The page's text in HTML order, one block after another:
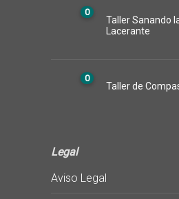
0
Taller Sanando
Lacerante
0
Taller de
Legal
Aviso Legal